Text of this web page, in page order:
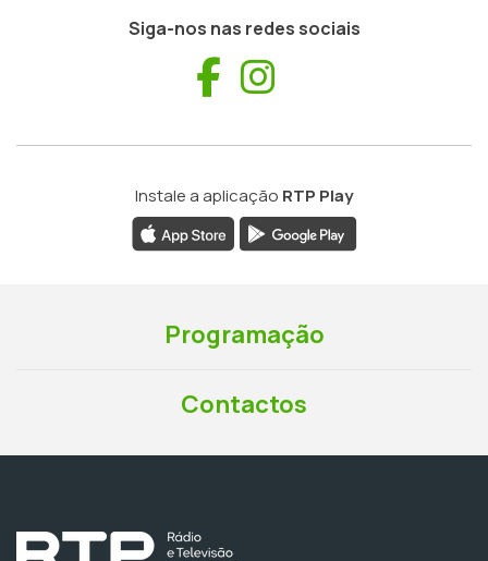
Siga-nos nas redes sociais
Facebook
Instale a aplicação RTP Play
Programação
Contactos